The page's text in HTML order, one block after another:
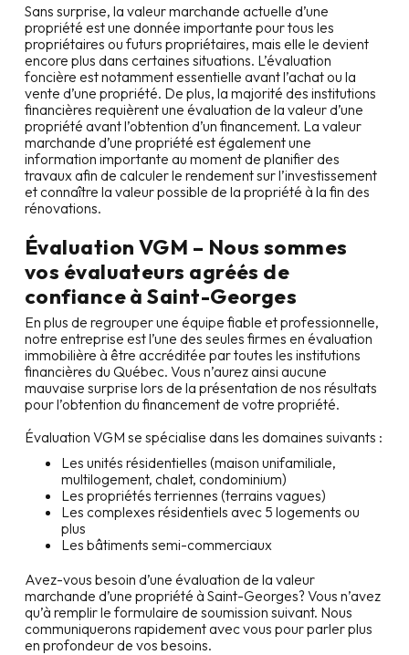
Sans surprise, la valeur marchande actuelle d’une
propriété est une donnée importante pour tous les
propriétaires ou futurs propriétaires, mais elle le devient
encore plus dans certaines situations. L’évaluation
foncière est notamment essentielle avant l’achat ou la
vente d’une propriété. De plus, la majorité des institutions
financières requièrent une évaluation de la valeur d’une
propriété avant l’obtention d’un financement. La valeur
marchande d’une propriété est également une
information importante au moment de planifier des
travaux afin de calculer le rendement sur l’investissement
et connaître la valeur possible de la propriété à la fin des
rénovations.
Évaluation VGM – Nous sommes
vos évaluateurs agréés de
confiance àSaint-Georges
En plus de regrouper une équipe fiable et professionnelle,
notre entreprise est l’une des seules firmes en évaluation
immobilière à être accréditée par toutes les institutions
financières du Québec. Vous n’aurez ainsi aucune
mauvaise surprise lors de la présentation de nos résultats
pour l’obtention du financement de votre propriété.
Évaluation VGM se spécialise dans les domaines suivants :
Les unités résidentielles (maison unifamiliale,
multilogement, chalet, condominium)
Les propriétés terriennes (terrains vagues)
Les complexes résidentiels avec 5 logements ou
plus
Les bâtiments semi-commerciaux
Avez-vous besoin d’une évaluation de la valeur
marchande d’une propriété à Saint-Georges? Vous n’avez
qu’à remplir le formulaire de soumission suivant. Nous
communiquerons rapidement avec vous pour parler plus
en profondeur de vos besoins.